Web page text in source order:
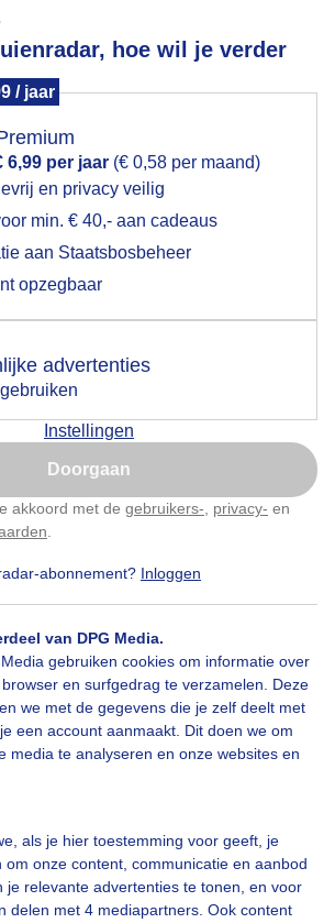
hoe wil je verder
/ jaar
6,99 per jaar (€ 0,58 per maand)
en privacy veilig
min. € 40,- aan cadeaus
aan Staatsbosbeheer
opzegbaar
advertenties
Instellingen
Doorgaan
akkoord met de gebruikers- privacy- en
abonnement? Inloggen
van DPG Media.
gebruiken cookies om informatie over
en surfgedrag te verzamelen. Deze
we met de gegevens die je zelf deelt met
een account aanmaakt. Dit doen we om
media te analyseren en onze websites en
als je hier toestemming voor geeft, je
om onze content, communicatie en aanbod
je relevante advertenties te tonen, en voor
delen met 4 mediapartners. Ook content
de Veluwe
Een moment geduld aub...
je locatie gebruiken voor het
geen akkoord op hebt gegeven,
een pop-up uit je browser waarin
toon de popup
niet, misschien later
hierom dit aan te passen